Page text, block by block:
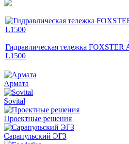
Гидравлическая тележка FOXSTER
L1500
Армата
Sovital
Проектные решения
Сарапульский ЭГЗ